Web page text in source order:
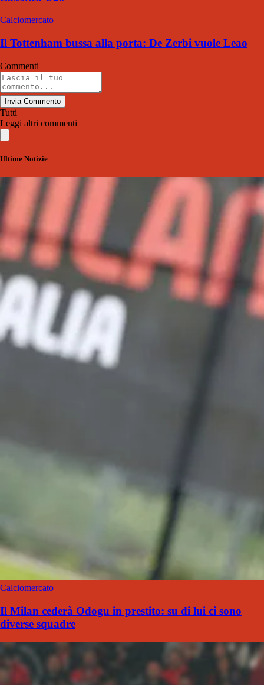
Calciomercato
Il Tottenham bussa alla porta: De Zerbi vuole Leao
Commenti
Invia Commento
Tutti
Leggi altri commenti
Ultime Notizie
Calciomercato
Il Milan cederà Odogu in prestito: su di lui ci sono
diverse squadre